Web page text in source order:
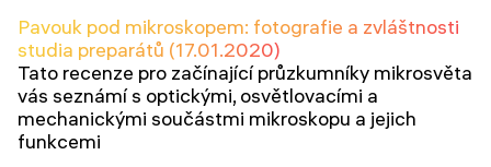
Pavouk pod mikroskopem: fotografie a zvláštnosti
studia preparátů (17.01.2020)
Tato recenze pro začínající průzkumníky mikrosvěta
vás seznámí s optickými, osvětlovacími a
mechanickými součástmi mikroskopu a jejich
funkcemi